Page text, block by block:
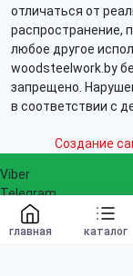
главная каталог
отличаться от
распространение,
любое другое
woodsteelwork.by
запрещено.
в соответствии с
Создание
Viber
Telegram
WhatsApp
info@woodsteelwork.by